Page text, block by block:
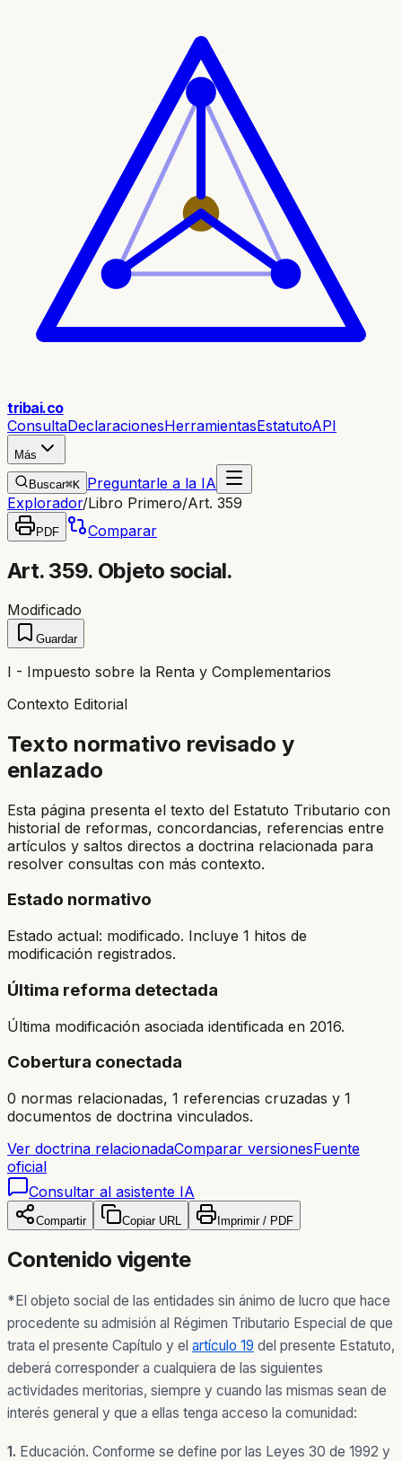
tribai.co
ConsultaDeclaracionesHerramientasEstatutoAPI
Más
Buscar⌘K Preguntarle a la IA
Explorador/Libro Primero/Art. 359
PDF Comparar
Art. 359. Objeto social.
Modificado
Guardar
I - Impuesto sobre la Renta y Complementarios
Contexto Editorial
Texto normativo revisado y
enlazado
Esta página presenta el texto del Estatuto Tributario con
historial de reformas, concordancias, referencias entre
artículos y saltos directos a doctrina relacionada para
resolver consultas con más contexto.
Estado normativo
Estado actual: modificado. Incluye 1 hitos de
modificación registrados.
Última reforma detectada
Última modificación asociada identificada en 2016.
Cobertura conectada
0 normas relacionadas, 1 referencias cruzadas y 1
documentos de doctrina vinculados.
Ver doctrina relacionadaComparar versionesFuente
oficial
Consultar al asistente IA
Compartir Copiar URL Imprimir / PDF
Contenido vigente
*El objeto social de las entidades sin ánimo de lucro que hace
procedente su admisión al Régimen Tributario Especial de que
trata el presente Capítulo y el artículo 19 del presente Estatuto,
deberá corresponder a cualquiera de las siguientes
actividades meritorias, siempre y cuando las mismas sean de
interés general y que a ellas tenga acceso la comunidad:
1. Educación. Conforme se define por las Leyes 30 de 1992 y